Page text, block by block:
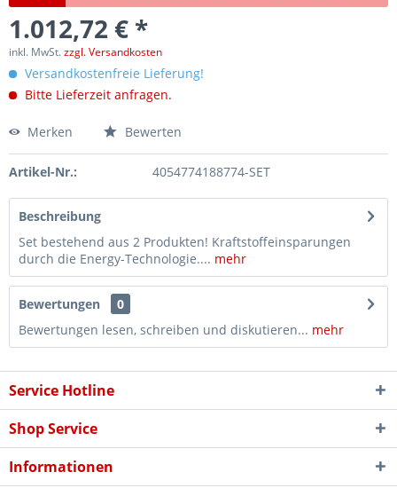
1.012,72 € *
inkl. MwSt.zzgl. Versandkosten
Versandkostenfreie Lieferung!
Bitte Lieferzeit anfragen.
Merken Bewerten
Artikel-Nr.: 4054774188774-SET
Beschreibung
Set bestehend aus 2 Produkten! Kraftstoffeinsparungen
durch die Energy-Technologie.... mehr
Bewertungen
0
Bewertungen lesen, schreiben und diskutieren... mehr
Service Hotline
Shop Service
Informationen